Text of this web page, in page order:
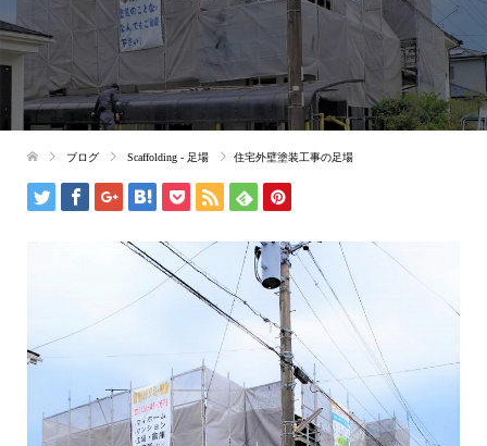
ブログ Scaffolding - 足場 住宅外壁塗装工事の足場